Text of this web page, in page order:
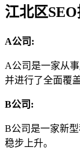
江北区
A公司:
A公司是一家从
并进行了全面覆
B公司:
B公司是一家新
稳步上升。